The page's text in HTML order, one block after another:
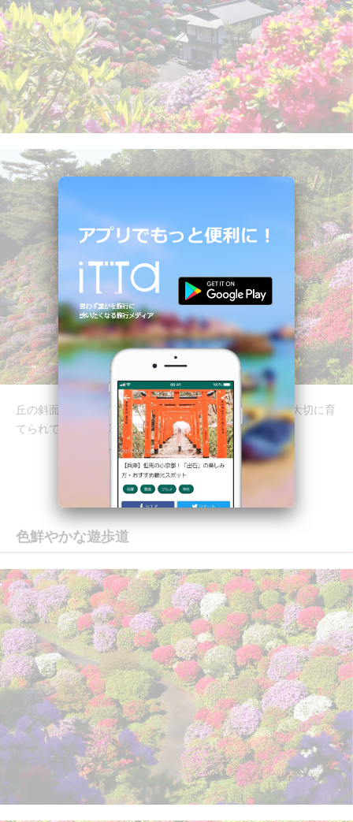
丘の斜面に植えられた見事なつつじが、一望できます。大切に育
てられているつつじが可愛らしくも思えます。
色鮮やかな遊歩道